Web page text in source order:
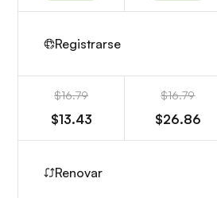
Registrarse
$16.79
$13.43
$16.79
$26.86
Renovar